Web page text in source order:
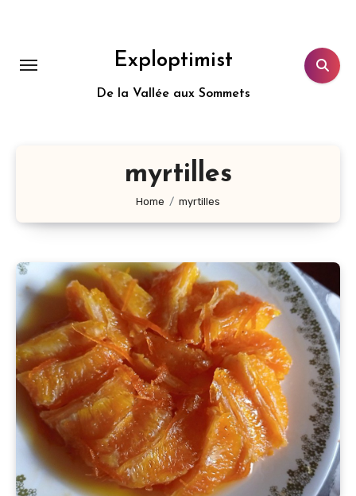
Exploptimist
De la Vallée aux Sommets
myrtilles
Home myrtilles